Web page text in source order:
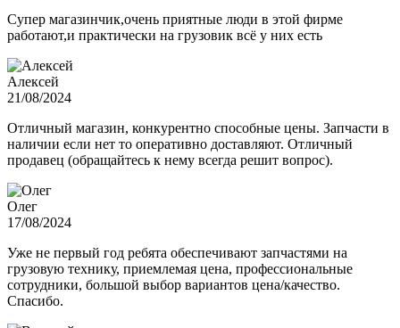
Супер магазинчик,очень приятные люди в этой фирме
работают,и практически на грузовик всё у них есть
Алексей
21/08/2024
Отличный магазин, конкурентно способные цены. Запчасти в
наличии если нет то оперативно доставляют. Отличный
продавец (обращайтесь к нему всегда решит вопрос).
Олег
17/08/2024
Уже не первый год ребята обеспечивают запчастями на
грузовую технику, приемлемая цена, профессиональные
сотрудники, большой выбор вариантов цена/качество.
Спасибо.